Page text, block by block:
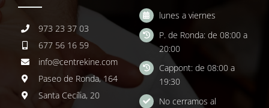
973 23 37 03
677 56 16 59
info@centrekine.com
Paseo de Ronda, 164
Santa Cecília, 20
lunes a viernes
P. de Ronda: de 08:00 a
20:00
Cappont: de 08:00 a
19:30
No cerramos al